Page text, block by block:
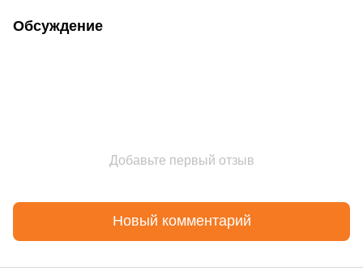
Обсуждение
Добавьте первый отзыв
Новый комментарий